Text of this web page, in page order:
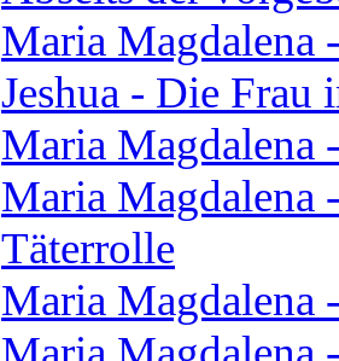
Maria Magdalena
Jeshua - Die Frau
Maria Magdalena
Maria Magdalena
Täterrolle
Maria Magdalena